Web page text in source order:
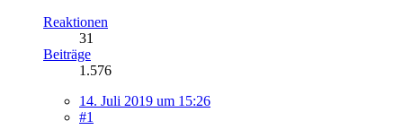
Reaktionen
31
Beiträge
1.576
14. Juli 2019 um 15:26
#1